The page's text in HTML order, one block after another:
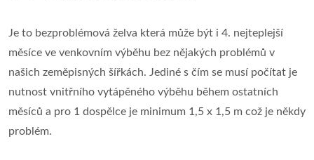
Je to bezproblémová želva která může být i 4. nejteplejší
měsíce ve venkovním výběhu bez nějakých problémů v
našich zeměpisných šířkách. Jediné s čím se musí počítat je
nutnost vnitřního vytápěného výběhu během ostatních
měsíců a pro 1 dospělce je minimum 1,5 x 1,5 m což je někdy
problém.